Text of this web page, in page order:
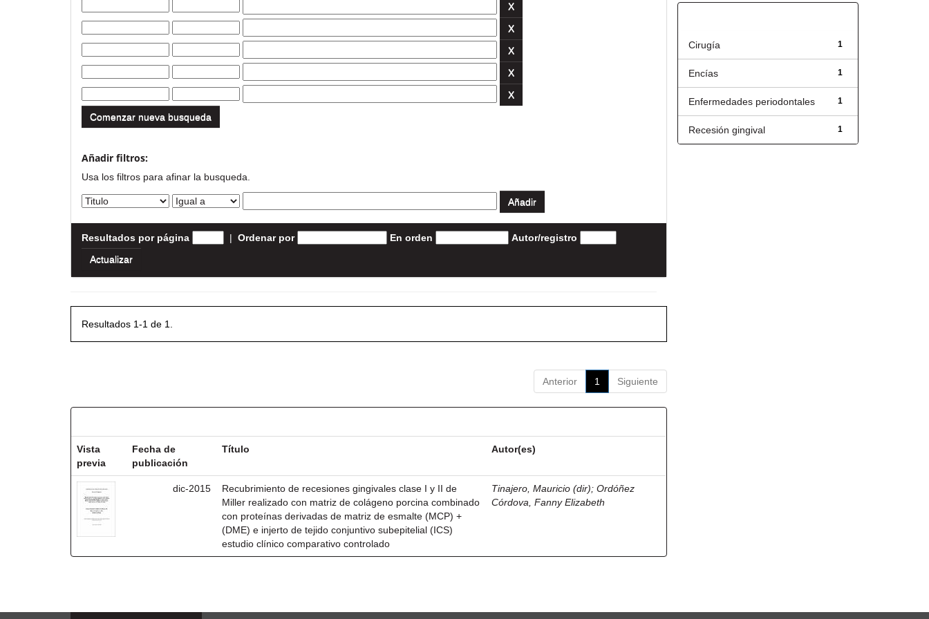
Comenzar nueva busqueda
Añadir filtros:
Usa los filtros para afinar la busqueda.
Resultados por página | Ordenar por En orden Autor/registro
Resultados 1-1 de 1.
Anterior 1 Siguiente
Vista
previa
Fecha de
publicación
Título Autor(es)
dic-2015
Recubrimiento de recesiones gingivales clase I y II de
Miller realizado con matriz de colágeno porcina combinado
con proteínas derivadas de matriz de esmalte (MCP) +
(DME) e injerto de tejido conjuntivo subepitelial (ICS)
estudio clínico comparativo controlado
Tinajero, Mauricio (dir);Ordóñez
Córdova, Fanny Elizabeth
1
Cirugía
1
Encías
1
Enfermedades periodontales
1
Recesión gingival